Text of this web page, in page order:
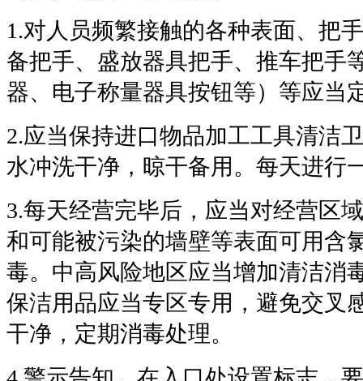
1.对人员频繁接触的各种表面、把
备把手、盛放器具把手、推车把手
器、电子称量器具按钮等）等应当
2.应当保持进口物品加工工具清洁
水冲洗干净，晾干备用。每天进行
3.每天经营完毕后，应当对经营区
和可能被污染的墙壁等表面可用含
毒。中高风险地区应当增加清洁消
保洁用品应当专区专用，避免交叉
干净，定期消毒处理。